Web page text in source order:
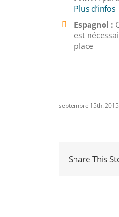
Plus d’infos
Espagnol :
est
place
septembre 15th, 2015
Share This